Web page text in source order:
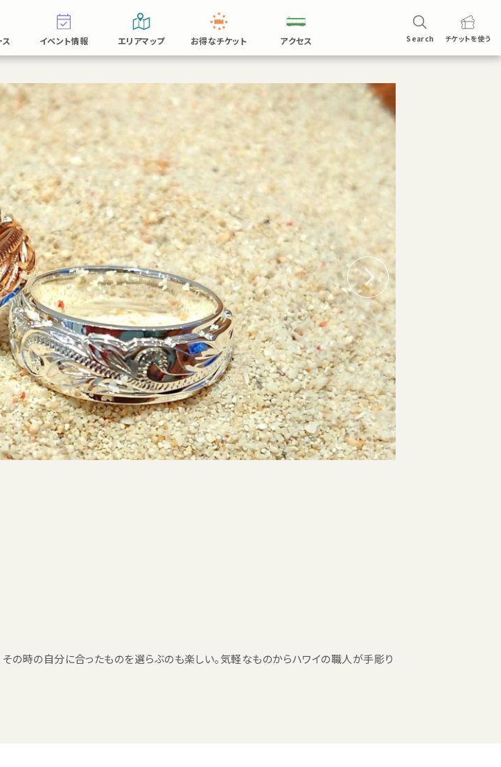
イベント情報 エリアマップ お得なチケット アクセス Search チケットを使う
の時の自分に合ったものを選らぶのも楽しい。気軽なものからハワイの職人が手彫り